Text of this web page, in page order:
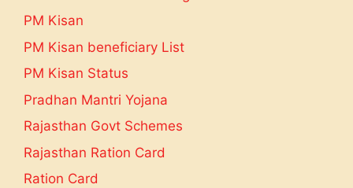
PM Kisan
PM Kisan beneficiary List
PM Kisan Status
Pradhan Mantri Yojana
Rajasthan Govt Schemes
Rajasthan Ration Card
Ration Card